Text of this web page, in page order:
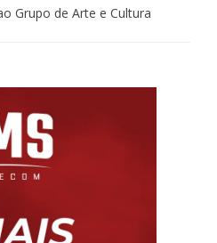
Grupo de Arte e Cultura